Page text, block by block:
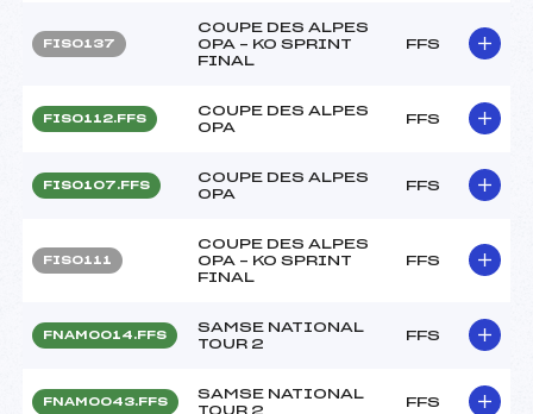
FIS0137
COUPE DES ALPES
OPA – KO SPRINT
FINAL
FFS
FIS0112.FFS
COUPE DES ALPES
OPA
FFS
FIS0107.FFS
COUPE DES ALPES
OPA
FFS
FIS0111
COUPE DES ALPES
OPA – KO SPRINT
FINAL
FFS
FNAM0014.FFS
SAMSE NATIONAL
TOUR 2
FFS
FNAM0043.FFS
SAMSE NATIONAL
TOUR 2
FFS